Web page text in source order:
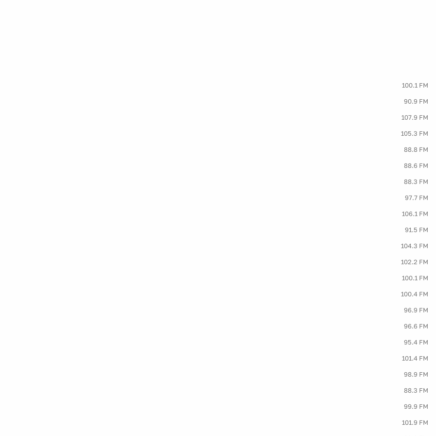
100.1 FM
90.9 FM
107.9 FM
105.3 FM
88.8 FM
88.6 FM
88.3 FM
97.7 FM
106.1 FM
91.5 FM
104.3 FM
102.2 FM
100.1 FM
100.4 FM
96.9 FM
96.6 FM
95.4 FM
101.4 FM
98.9 FM
88.3 FM
99.9 FM
101.9 FM